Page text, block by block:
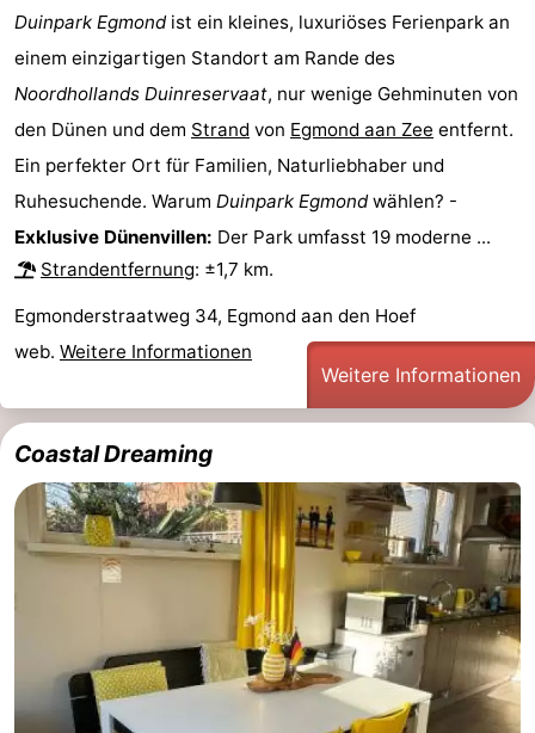
Duinpark Egmondist ein kleines, luxuriöses Ferienpark an
einem einzigartigen Standort am Rande des
Noordhollands Duinreservaat, nur wenige Gehminuten von
den Dünen und dem Strand von Egmond aan Zee entfernt.
Ein perfekter Ort für Familien, Naturliebhaber und
Ruhesuchende. Warum Duinpark Egmondwählen? -
Exklusive Dünenvillen: Der Park umfasst 19 moderne ...
Strandentfernung: ±1,7 km.
Egmonderstraatweg 34, Egmond aan den Hoef
web. Weitere Informationen
Weitere Informationen
Coastal Dreaming